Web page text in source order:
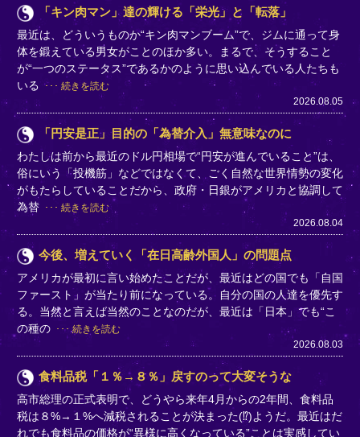
「キン肉マン」達の輝ける「栄光」と「転落」
最近は、どういうものか“キン肉マンブーム”で、ジムに通って身
体を鍛えている男女がことのほか多い。まるで、そうすること
が“一つのステータス”であるかのように思い込んでいる人たちも
いる
続きを読む
2026.08.05
「円安是正」目的の「為替介入」無意味なのに
わたしは前から最近のドル円相場で“円安が進んでいること”は、
俗にいう「投機筋」などではなくて、ごく自然な世界情勢の変化
がもたらしていることだから、政府・日銀がアメリカと協調して
為替
続きを読む
2026.08.04
今後、増えていく「在日高齢外国人」の問題点
アメリカが最初に言い始めたことだが、最近はどの国でも「自国
ファースト」が当たり前になっている。自分の国の人達を優先す
る。当然と言えば当然のことなのだが、最近は「日本」でも“こ
の種の
続きを読む
2026.08.03
食料品税「１％→８％」戻すのって大変そうな
高市総理の正式表明で、どうやら来年4月からの2年間、食料品
税は８%→１%へ減税されることが決まった(⁉)ようだ。最近はだ
れでも食料品の価格が“異様に高くなっている”ことは実感してい